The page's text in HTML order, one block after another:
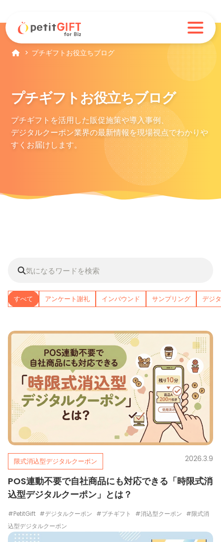
プチギフトお役立ちブログ
プチギフトお役立ちブログ
プチギフトを活用した販促施策や導入事例、
デジタルクーポン業界の最新情報を現場視点でわかりや
すくお届けします。
すべて アンケート謝礼 インバウンド サンプリング デジ
限式消込型デジタルクーポン 2026.3.9
POS連動不要で自社商品にも対応できる「時限式消
込型デジタルクーポン」とは？
#PetitGift #デジタルクーポン #プチギフト #消込型クーポン #限式消
込型デジタルクーポン